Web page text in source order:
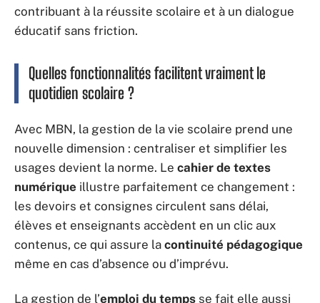
contribuant à la réussite scolaire et à un dialogue
éducatif sans friction.
Quelles fonctionnalités facilitent vraiment le
quotidien scolaire ?
Avec MBN, la gestion de la vie scolaire prend une
nouvelle dimension : centraliser et simplifier les
usages devient la norme. Le cahier de textes
numérique illustre parfaitement ce changement :
les devoirs et consignes circulent sans délai,
élèves et enseignants accèdent en un clic aux
contenus, ce qui assure la continuité pédagogique
même en cas d’absence ou d’imprévu.
La gestion de l’emploi du temps se fait elle aussi